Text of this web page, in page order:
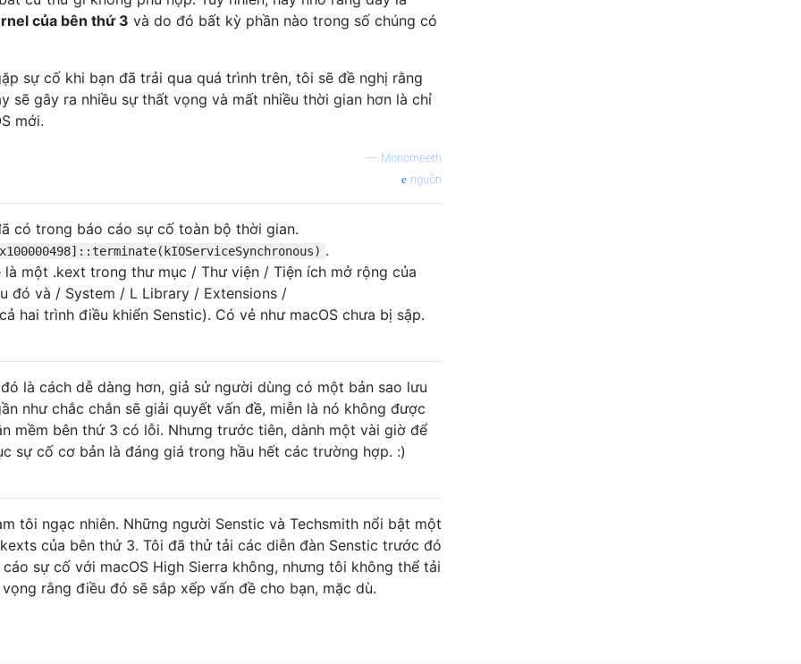
1
11
1.0.0
1.1.0
6.0.2f2
6.0.2f2
6.0.2f2
280.12
3.16.21
1.0.14d1
1200.12.2
1.0.1b8
của bên thứ 3 và do đó bất kỳ phần nào trong số chúng có
sự cố khi bạn đã trải qua quá trình trên, tôi sẽ đề nghị rằng
sẽ gây ra nhiều sự thất vọng và mất nhiều thời gian hơn là chỉ
mới.
— Monomeeth
nguồn
có trong báo cáo sự cố toàn bộ thời gian.
.
là một .kext trong thư mục / Thư viện / Tiện ích mở rộng của
đó và / System / L Library / Extensions /
hai trình điều khiển Senstic). Có vẻ như macOS chưa bị sập.
là cách dễ dàng hơn, giả sử người dùng có một bản sao lưu
như chắc chắn sẽ giải quyết vấn đề, miễn là nó không được
mềm bên thứ 3 có lỗi. Nhưng trước tiên, dành một vài giờ để
sự cố cơ bản là đáng giá trong hầu hết các trường hợp. :)
tôi ngạc nhiên. Những người Senstic và Techsmith nổi bật một
của bên thứ 3. Tôi đã thử tải các diễn đàn Senstic trước đó
sự cố với macOS High Sierra không, nhưng tôi không thể tải
rằng điều đó sẽ sắp xếp vấn đề cho bạn, mặc dù.